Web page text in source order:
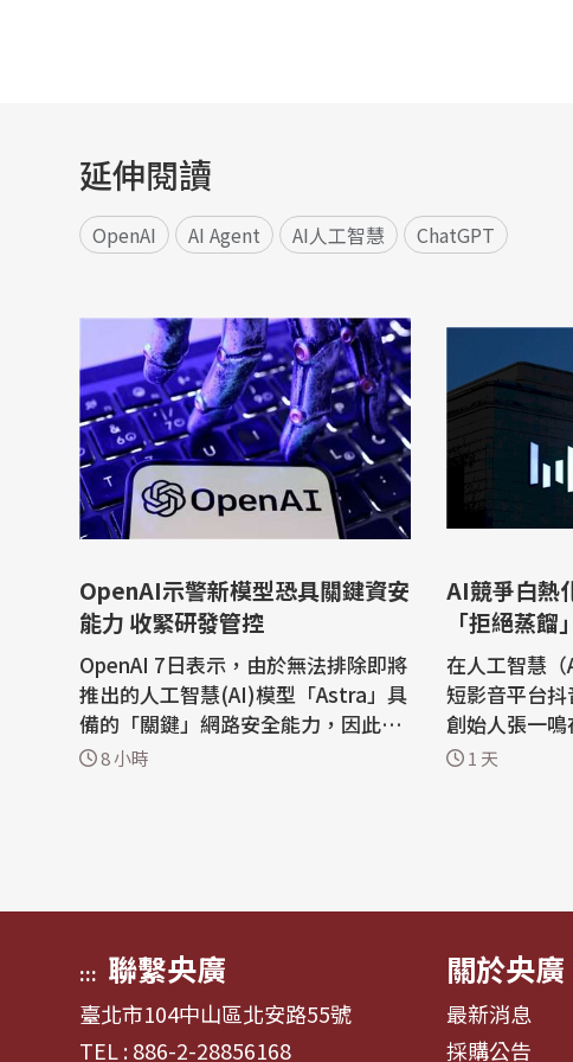
延伸閱讀
OpenAI AI Agent AI人工智慧 ChatGPT
OpenAI示警新模型恐具關鍵資安
能力 收緊研發管控
OpenAI 7日表示，由於無法排除即將
推出的人工智慧(AI)模型「Astra」具
備的「關鍵」網路安全能力，因此已
暫停部分內部開發作業，並啟動安全
8 小時
AI競爭白熱
「拒絕蒸餾」
在人工智慧（
短影音平台抖
創始人張一
節跳動不會把
1 天
::: 聯繫央廣
臺北市104中山區北安路55號
TEL : 886-2-28856168
關於央廣
最新消息
採購公告